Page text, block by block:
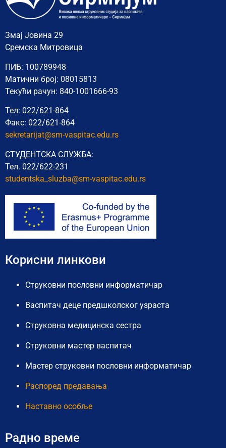
Змај Јовина 29
Сремска Митровица
ПИБ: 100789948
Матични број: 08015813
Текући рачун: 840-1001666-93
Тел: 022/621-864
Факс: 022/621-864
sekretarijat@sm-vaspitac.edu.rs
СТУДЕНТСКА СЛУЖБА:
Тел. 022/622-231
studentska_sluzba@sm-vaspitac.edu.rs
Корисни линкови
Струковни пословни информатичар
Васпитач деце предшколског узраста
Струковна медицинска сестра
Струковни мастер васпитач
Мастер струковни пословни информатичар
Распоред предавања
Наставно особље
Радно време